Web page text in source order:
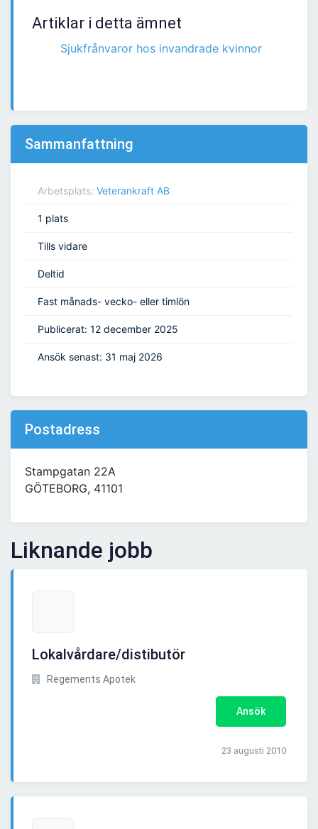
Artiklar i detta ämnet
Sjukfrånvaror hos invandrade kvinnor
Sammanfattning
Arbetsplats: Veterankraft AB
1 plats
Tills vidare
Deltid
Fast månads- vecko- eller timlön
Publicerat: 12 december 2025
Ansök senast: 31 maj 2026
Postadress
Stampgatan 22A
GÖTEBORG, 41101
Liknande jobb
Lokalvårdare/distibutör
Regements Apotek
Ansök
23 augusti 2010